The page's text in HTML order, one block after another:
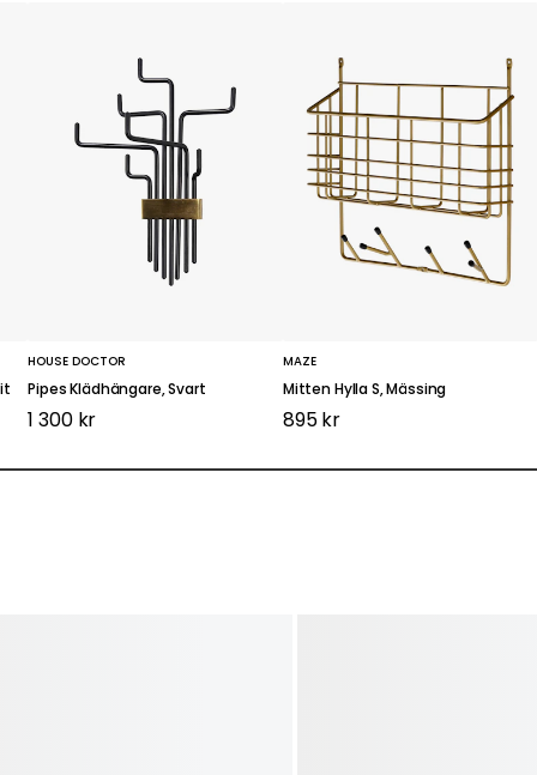
HOUSE DOCTOR
Pipes Klädhängare, Svart
1 300 kr
MAZE
Mitten Hylla S, Mässing
895 kr